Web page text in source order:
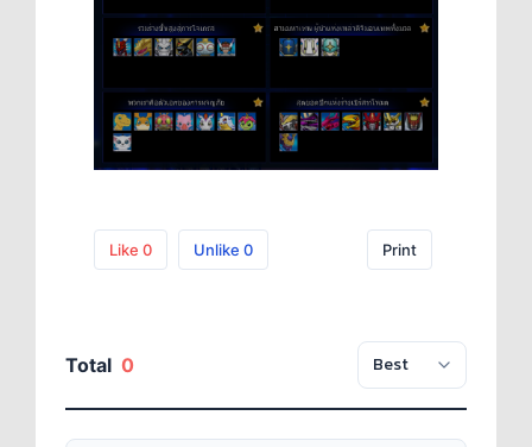
Like 0 Unlike 0 Print
Total 0